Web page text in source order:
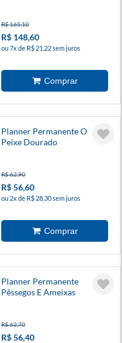
R$ 165,10
R$ 148,60
ou 7x de R$ 21,22 sem juros
Planner Permanente O
Peixe Dourado
R$ 62,90
R$ 56,60
ou 2x de R$ 28,30 sem juros
Planner Permanente
Pêssegos E Ameixas
R$ 62,70
R$ 56,40